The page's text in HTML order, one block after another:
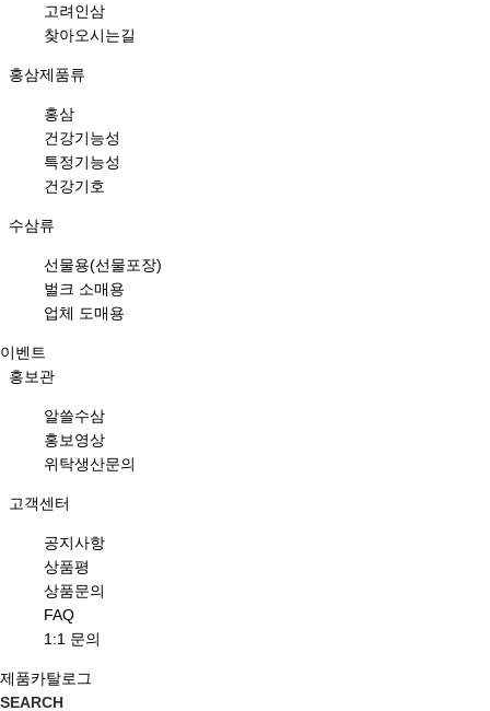
고려인삼
찾아오시는길
홍삼제품류
홍삼
건강기능성
특정기능성
건강기호
수삼류
선물용(선물포장)
벌크 소매용
업체 도매용
이벤트
홍보관
알쓸수삼
홍보영상
위탁생산문의
고객센터
공지사항
상품평
상품문의
FAQ
1:1 문의
제품카탈로그
SEARCH